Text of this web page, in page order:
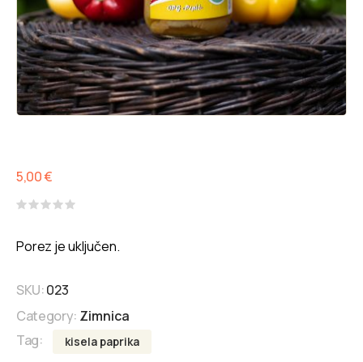
5,00€
out
Porez je uključen.
SKU:023
Category: Zimnica
Tag:
kisela paprika